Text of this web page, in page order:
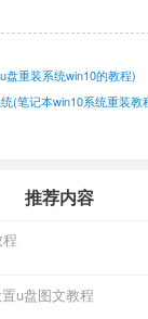
盘重装系统win10的教程)
(笔记本win10系统重装教
推荐内容
u盘图文教程